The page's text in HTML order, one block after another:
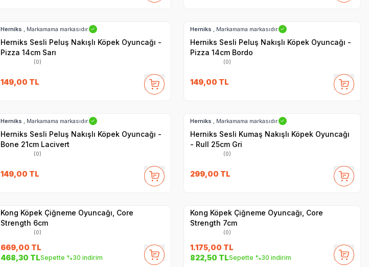
Herniks , Markamama markasıdır. ✓
Herniks Sesli Peluş Nakışlı Köpek Oyuncağı -
Pizza 14cm Sarı
(0)
149,00 TL
Herniks , Markamama markasıdır. ✓
Herniks Sesli Peluş Nakışlı Köpek Oyuncağı -
Pizza 14cm Bordo
(0)
149,00 TL
Herniks , Markamama markasıdır. ✓
Herniks Sesli Peluş Nakışlı Köpek Oyuncağı -
Bone 21cm Lacivert
(0)
149,00 TL
Herniks , Markamama markasıdır. ✓
Herniks Sesli Kumaş Nakışlı Köpek Oyuncağı
- Rull 25cm Gri
(0)
299,00 TL
Kong Köpek Çiğneme Oyuncağı, Core
Strength 6cm
(0)
669,00 TL
468,30 TLSepette %30 indirim
Kong Köpek Çiğneme Oyuncağı, Core
Strength 7cm
(0)
1.175,00 TL
822,50 TLSepette %30 indirim